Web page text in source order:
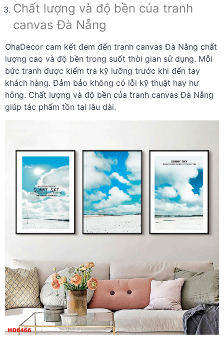
Chất lượng và độ bền của tranh
canvas Đà Nẵng
OhaDecor cam kết đem đến tranh canvas Đà Nẵng chất
lượng cao và độ bền trong suốt thời gian sử dụng. Mỗi
bức tranh được kiểm tra kỹ lưỡng trước khi đến tay
khách hàng. Đảm bảo không có lỗi kỹ thuật hay hư
hỏng. Chất lượng và độ bền của tranh canvas Đà Nẵng
giúp tác phẩm tồn tại lâu dài.